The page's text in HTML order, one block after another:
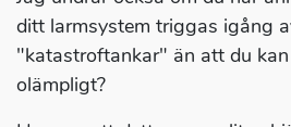
ditt larmsystem triggas igång
"katastroftankar" än att du
olämpligt?